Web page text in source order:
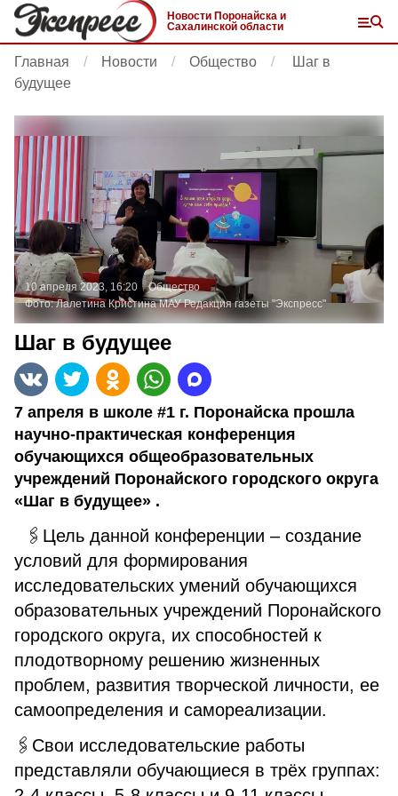
Новости Поронайска и
Сахалинской области
Главная Новости Общество
Шаг в
будущее
10 апреля 2023, 16:20
Общество
Фото:Лалетина Кристина МАУ Редакция газеты "Экспресс"
Шаг в будущее
7 апреля в школе #1 г. Поронайска прошла
научно-практическая конференция
обучающихся общеобразовательных
учреждений Поронайского городского округа
«Шаг в будущее» .
🖇Цель данной конференции – создание
условий для формирования
исследовательских умений обучающихся
образовательных учреждений Поронайского
городского округа, их способностей к
плодотворному решению жизненных
проблем, развития творческой личности, ее
самоопределения и самореализации.
🖇Свои исследовательские работы
представляли обучающиеся в трёх группах: